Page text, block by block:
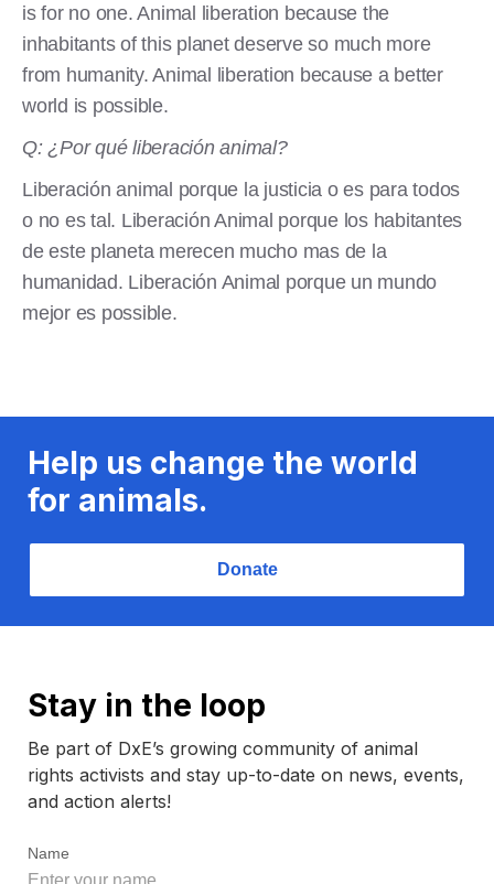
is for no one. Animal liberation because the
inhabitants of this planet deserve so much more
from humanity. Animal liberation because a better
world is possible.
Q: ¿Por qué liberación animal?
Liberación animal porque la justicia o es para todos
o no es tal. Liberación Animal porque los habitantes
de este planeta merecen mucho mas de la
humanidad. Liberación Animal porque un mundo
mejor es possible.
Help us change the world
for animals.
Donate
Stay in the loop
Be part of DxE’s growing community of animal
rights activists and stay up-to-date on news, events,
and action alerts!
Name